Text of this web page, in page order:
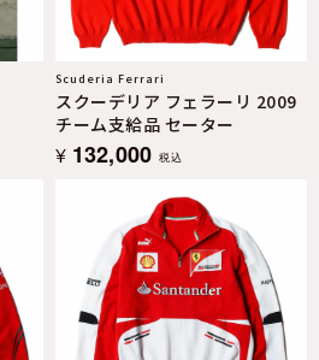
Scuderia Ferrari
スクーデリア フェラーリ 2009
チーム支給品 セーター
¥ 132,000 税込